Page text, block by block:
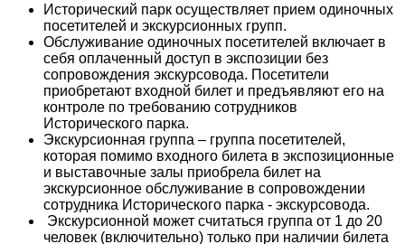
Исторический парк осуществляет прием одиночных
посетителей и экскурсионных групп.
Обслуживание одиночных посетителей включает в
себя оплаченный доступ в экспозиции без
сопровождения экскурсовода. Посетители
приобретают входной билет и предъявляют его на
контроле по требованию сотрудников
Исторического парка.
Экскурсионная группа – группа посетителей,
которая помимо входного билета в экспозиционные
и выставочные залы приобрела билет на
экскурсионное обслуживание в сопровождении
сотрудника Исторического парка - экскурсовода.
Экскурсионной может считаться группа от 1 до 20
человек (включительно) только при наличии билета